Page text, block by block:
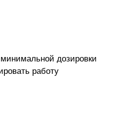
дозировки
работу